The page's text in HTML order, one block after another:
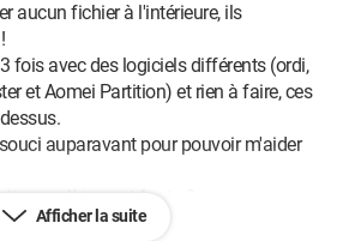
aucun fichier à l'intérieure, ils
fois avec des logiciels différents (ordi,
et Aomei Partition) et rien à faire, ces
auparavant pour pouvoir m'aider
complètement foutu ?
Afficher la suite